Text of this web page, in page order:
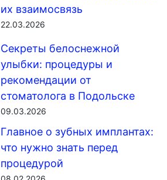
их взаимосвязь
22.03.2026
Секреты белоснежной
улыбки: процедуры и
рекомендации от
стоматолога в Подольске
09.03.2026
Главное о зубных имплантах:
что нужно знать перед
процедурой